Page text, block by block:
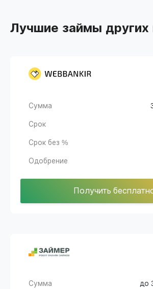
Лучшие займы других
Сумма
Срок
Срок без %
Одобрение
Получить
Сумма до